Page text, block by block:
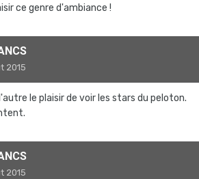
ce genre d'ambiance !
2015
le plaisir de voir les stars du peloton.
2015